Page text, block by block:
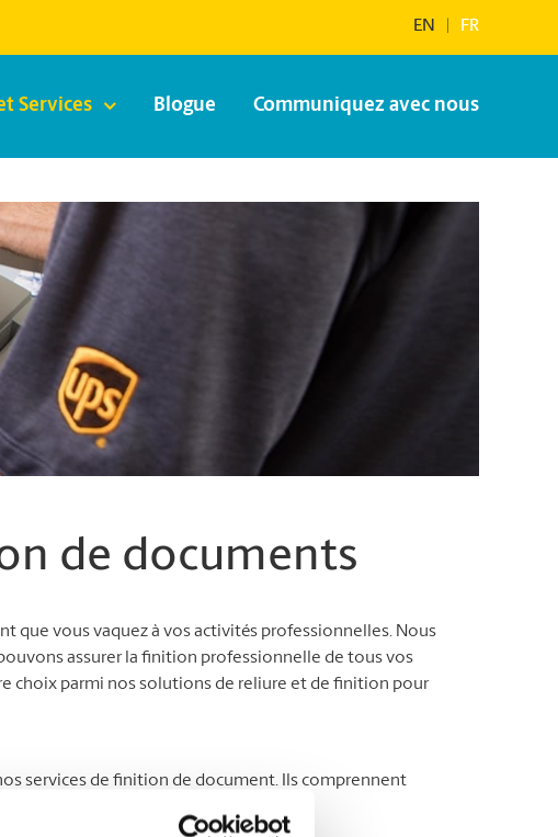
EN FR
Services Blogue Communiquez avec nous
de documents
que vous vaquez à vos activités professionnelles. Nous
assurer la finition professionnelle de tous vos
choix parmi nos solutions de reliure et de finition pour
services de finition de document. Ils comprennent